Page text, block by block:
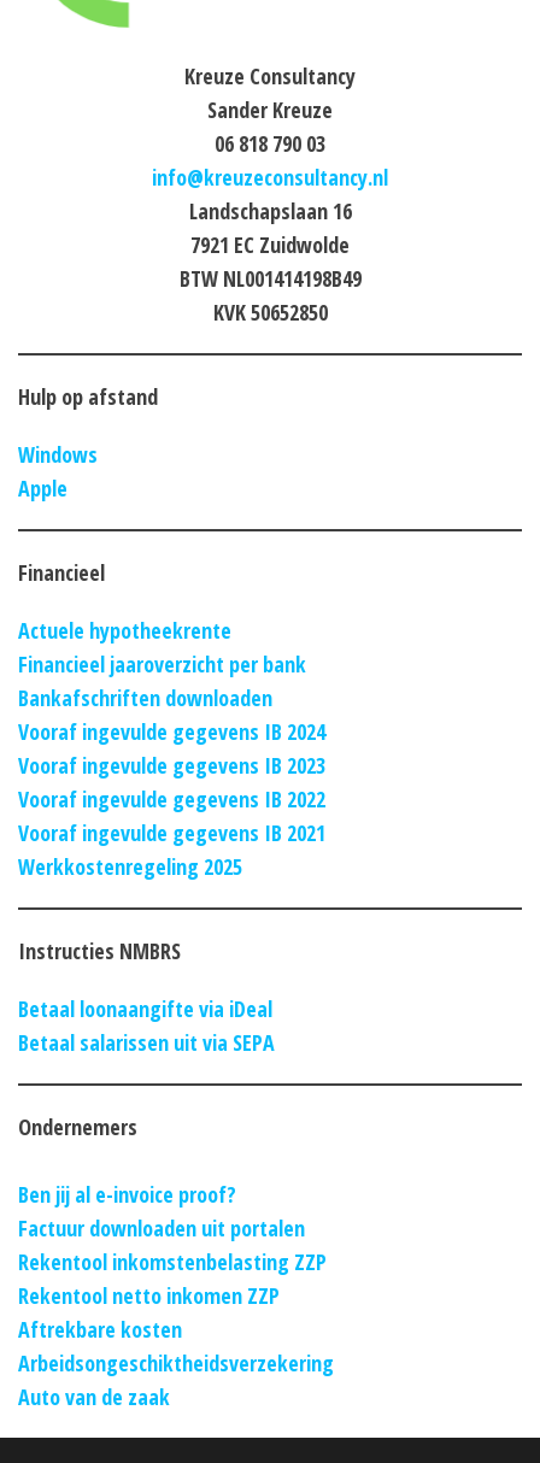
Kreuze Consultancy
Sander Kreuze
06 818 790 03
info@kreuzeconsultancy.nl
Landschapslaan 16
7921 EC Zuidwolde
BTW NL001414198B49
KVK 50652850
Hulp op afstand
Windows
Apple
Financieel
Actuele hypotheekrente
Financieel jaaroverzicht per bank
Bankafschriften downloaden
Vooraf ingevulde gegevens IB 2024
Vooraf ingevulde gegevens IB 2023
Vooraf ingevulde gegevens IB 2022
Vooraf ingevulde gegevens IB 2021
Werkkostenregeling 2025
Instructies NMBRS
Betaal loonaangifte via iDeal
Betaal salarissen uit via SEPA
Ondernemers
Ben jij al e-invoice proof?
Factuur downloaden uit portalen
Rekentool inkomstenbelasting ZZP
Rekentool netto inkomen ZZP
Aftrekbare kosten
Arbeidsongeschiktheidsverzekering
Auto van de zaak